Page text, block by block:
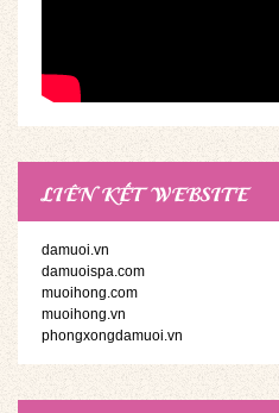
LIÊN KẾT WEBSITE
damuoi.vn
damuoispa.com
muoihong.com
muoihong.vn
phongxongdamuoi.vn